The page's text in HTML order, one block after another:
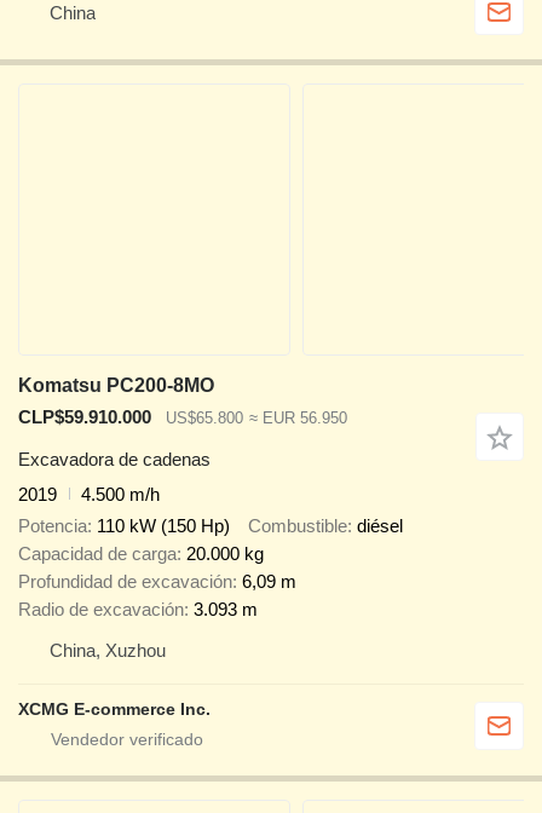
China
Komatsu PC200-8MO
CLP$59.910.000
US$65.800 ≈ EUR 56.950
Excavadora de cadenas
2019
4.500 m/h
Potencia 110 kW (150 Hp) Combustible diésel
Capacidad de carga 20.000 kg
Profundidad de excavación 6,09 m
Radio de excavación 3.093 m
China, Xuzhou
XCMG E-commerce Inc.